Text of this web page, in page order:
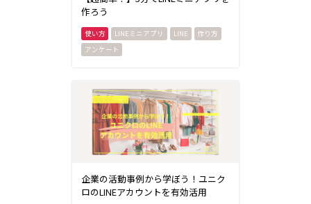
作ろう
LINEミニアプリ LINE
作り方
アンケート
企業の活動事例から学ぼう！ユニク
ロのLINEアカウントを有効活用